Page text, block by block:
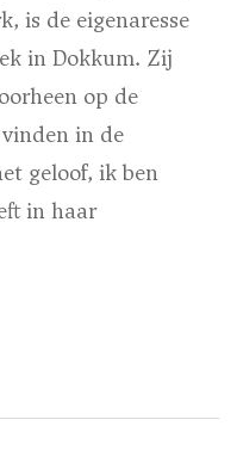
is de eigenaresse
in Dokkum. Zij
op de
in de
geloof, ik ben
in haar